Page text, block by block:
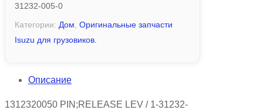
31232-005-0
Категории: Дом Оригинальные запчасти
Isuzu для грузовиков.
Описание
1312320050 PIN;RELEASE LEV / 1-31232-